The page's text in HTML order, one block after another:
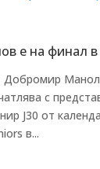
е на финал
Добромир
с
J30 от
в...